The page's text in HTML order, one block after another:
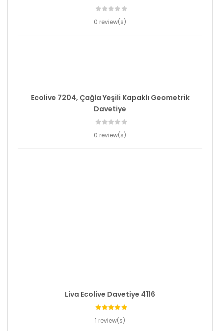
0 review(s)
Ecolive 7204, Çağla Yeşili Kapaklı Geometrik
Davetiye
0 review(s)
Liva Ecolive Davetiye 4116
1 review(s)